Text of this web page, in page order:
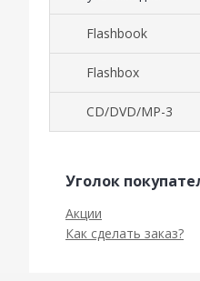
Flashbook
Flashbox
CD/DVD/MP-3
Уголок
Акции
Как сделать заказ?